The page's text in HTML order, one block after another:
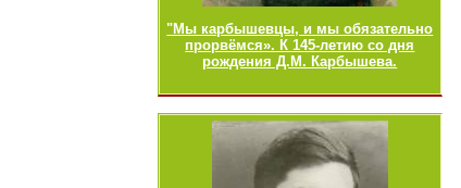
"Мы карбышевцы, и мы обязательно
прорвёмся». К 145-летию со дня
рождения Д.М. Карбышева.